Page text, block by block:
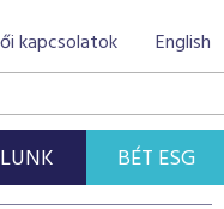
kapcsolatok English
BÉT ESG